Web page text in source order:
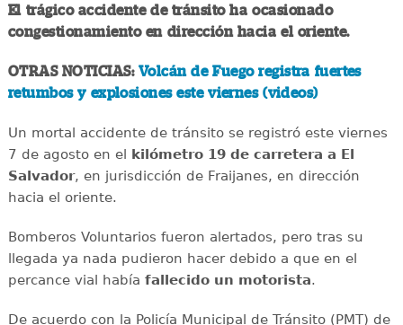
El trágico accidente de tránsito ha ocasionado
congestionamiento en dirección hacia el oriente.
OTRAS NOTICIAS: Volcán de Fuego registra fuertes
retumbos y explosiones este viernes (videos)
Un mortal accidente de tránsito se registró este viernes
7 de agosto en el kilómetro 19 de carretera a El
Salvador, en jurisdicción de Fraijanes, en dirección
hacia el oriente.
Bomberos Voluntarios fueron alertados, pero tras su
llegada ya nada pudieron hacer debido a que en el
percance vial había fallecido un motorista.
De acuerdo con la Policía Municipal de Tránsito (PMT) de